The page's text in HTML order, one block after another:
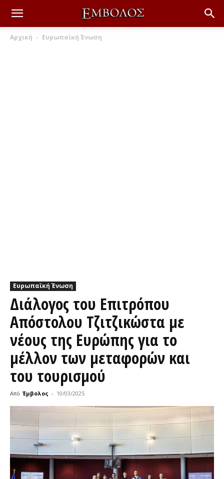
Αρχική Ευρωπαϊκή Ένωση
Ευρωπαϊκή Ένωση
Διάλογος του Επιτρόπου
Απόστολου Τζιτζικώστα με
νέους της Ευρώπης για το
μέλλον των μεταφορών και
του τουρισμού
Από Έμβολος - 10/03/2025